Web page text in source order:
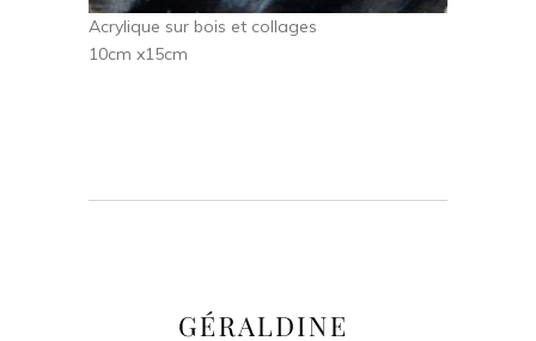
Acrylique sur bois et collages
10cm x15cm